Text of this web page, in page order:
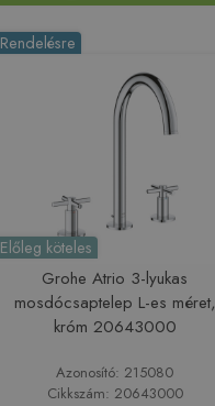
Rendelésre
Előleg köteles
Grohe Atrio 3-lyukas
mosdócsaptelep L-es méret,
króm 20643000
Azonosító: 215080
Cikkszám: 20643000